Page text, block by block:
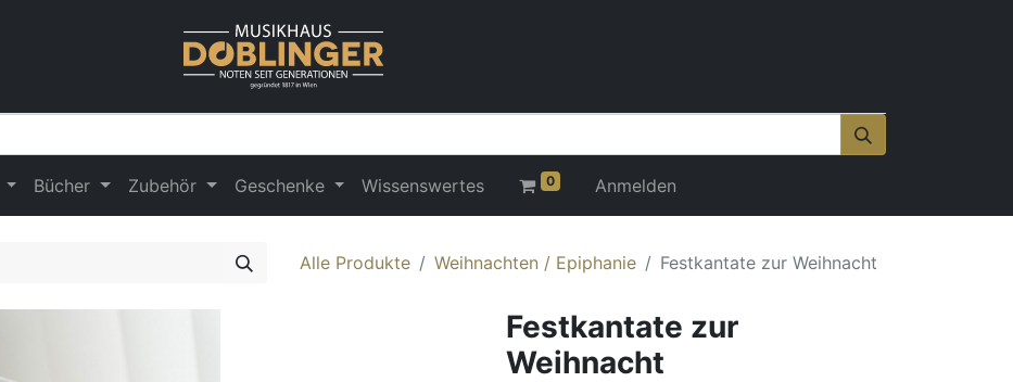
Bücher Zubehör Geschenke Wissenswertes 0 Anmelden
Alle Produkte Weihnachten / Epiphanie Festkantate zur Weihnacht
Festkantate zur
Weihnacht